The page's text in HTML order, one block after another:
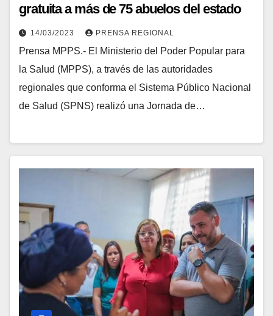
gratuita a más de 75 abuelos del estado
Aragua
14/03/2023 PRENSA REGIONAL
Prensa MPPS.- El Ministerio del Poder Popular para
la Salud (MPPS), a través de las autoridades
regionales que conforma el Sistema Público Nacional
de Salud (SPNS) realizó una Jornada de…